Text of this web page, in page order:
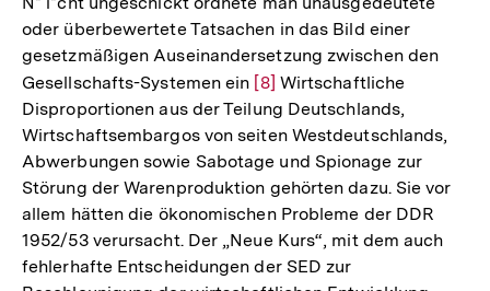
Fußnote
oder überbewertete Tatsachen in das Bild einer
gesetzmäßigen Auseinandersetzung zwischen den
Gesellschafts-Systemen ein Zur
Auflösung
der
Fußnote
[8] Wirtschaftliche
Disproportionen aus der Teilung Deutschlands,
Wirtschaftsembargos von seiten Westdeutschlands,
Abwerbungen sowie Sabotage und Spionage zur
Störung der Warenproduktion gehörten dazu. Sie vor
allem hätten die ökonomischen Probleme der DDR
1952/53 verursacht. Der „Neue Kurs“, mit dem auch
fehlerhafte Entscheidungen der SED zur